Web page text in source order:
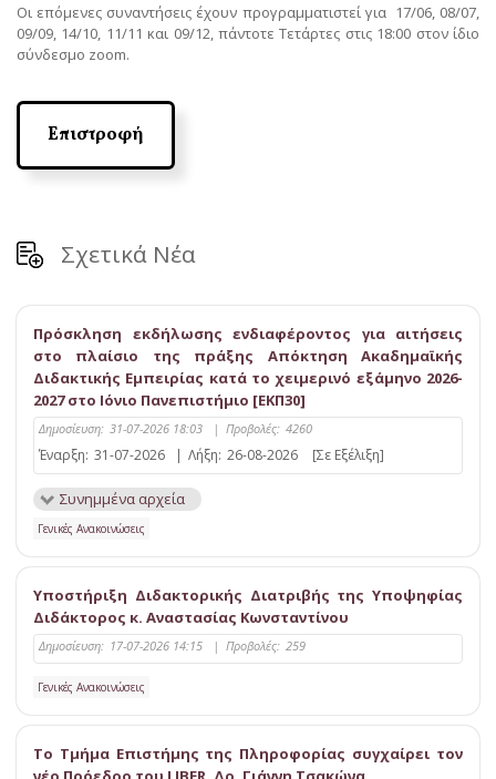
Οι επόμενες συναντήσεις έχουν προγραμματιστεί για 17/06, 08/07,
09/09, 14/10, 11/11 και 09/12, πάντοτε Τετάρτες στις 18:00 στον ίδιο
σύνδεσμο zoom.
Επιστροφή
Σχετικά Νέα
Πρόσκληση εκδήλωσης ενδιαφέροντος για αιτήσεις
στο πλαίσιο της πράξης Απόκτηση Ακαδημαϊκής
Διδακτικής Εμπειρίας κατά το χειμερινό εξάμηνο 2026-
2027 στο Ιόνιο Πανεπιστήμιο [ΕΚΠ30]
Δημοσίευση: 31-07-2026 18:03 | Προβολές: 4260
Έναρξη: 31-07-2026 | Λήξη: 26-08-2026 [Σε Εξέλιξη]
Συνημμένα αρχεία
Γενικές Ανακοινώσεις
Υποστήριξη Διδακτορικής Διατριβής της Υποψηφίας
Διδάκτορος κ. Αναστασίας Κωνσταντίνου
Δημοσίευση: 17-07-2026 14:15 | Προβολές: 259
Γενικές Ανακοινώσεις
Το Τμήμα Επιστήμης της Πληροφορίας συγχαίρει τον